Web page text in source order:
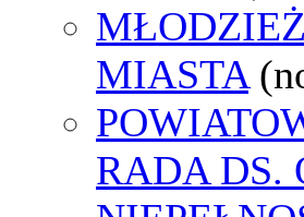
MIASTA
RADA DS.